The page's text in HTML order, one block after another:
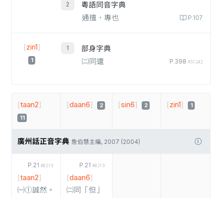
粵語同音字典
通擅，專也
P.107
[zin1]
1
部身字典
㈡同邅
P.398 #51242
[taan2]
11
[daan6] 2 [sin6] 2 [zin1] 1
廣州話正音字典 詹伯慧主編, 2007 (2004)
P.21 #0219
[taan2]
㈠①誠然。
P.21 #0219
[daan6]
㈡同「但」